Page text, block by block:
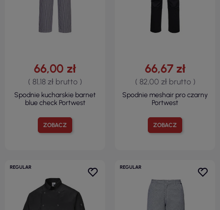
ZOBACZ
66,00 zł
( 81,18 zł brutto )
Spodnie kucharskie barnet
blue check Portwest
ZOBACZ
66,67 zł
( 82,00 zł brutto )
Spodnie meshair pro czarny
Portwest
REGULAR REGULAR